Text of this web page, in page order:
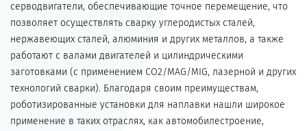
серводвигатели, обеспечивающие точное перемещение, что
позволяет осуществлять сварку углеродистых сталей,
нержавеющих сталей, алюминия и других металлов, а также
работают с валами двигателей и цилиндрическими
заготовками (с применением CO2/MAG/MIG, лазерной и других
технологий сварки). Благодаря своим преимуществам,
роботизированные установки для наплавки нашли широкое
применение в таких отраслях, как автомобилестроение,